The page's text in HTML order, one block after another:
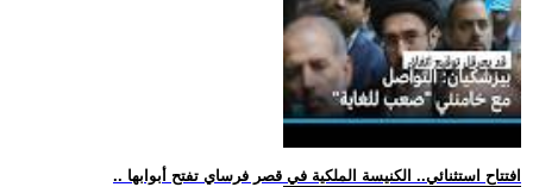
.. افتتاح استثنائي.. الكنيسة الملكية في قصر فرساي تفتح أبوابها